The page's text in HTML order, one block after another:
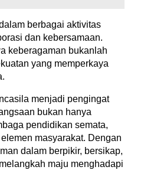
berbagai aktivitas
dan kebersamaan.
keberagaman bukanlah
yang memperkaya
menjadi pengingat
bukan hanya
pendidikan semata,
masyarakat. Dengan
dalam berpikir, bersikap,
maju menghadapi